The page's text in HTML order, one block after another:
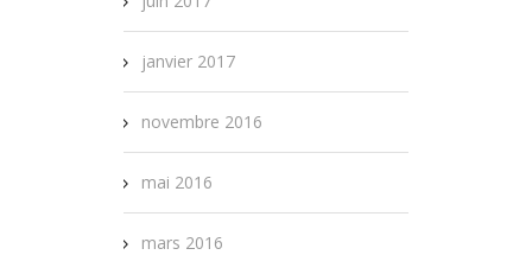
janvier 2017
novembre 2016
mai 2016
mars 2016